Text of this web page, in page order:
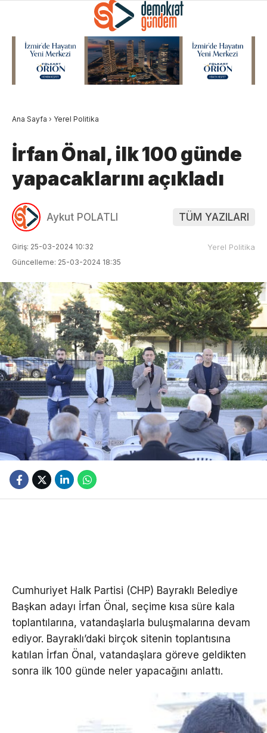
Ana Sayfa › Yerel Politika
İrfan Önal, ilk 100 günde
yapacaklarını açıkladı
Aykut POLATLI TÜM YAZILARI
Giriş: 25-03-2024 10:32
Güncelleme: 25-03-2024 18:35
Yerel Politika
Cumhuriyet Halk Partisi (CHP) Bayraklı Belediye
Başkan adayı İrfan Önal, seçime kısa süre kala
toplantılarına, vatandaşlarla buluşmalarına devam
ediyor. Bayraklı’daki birçok sitenin toplantısına
katılan İrfan Önal, vatandaşlara göreve geldikten
sonra ilk 100 günde neler yapacağını anlattı.